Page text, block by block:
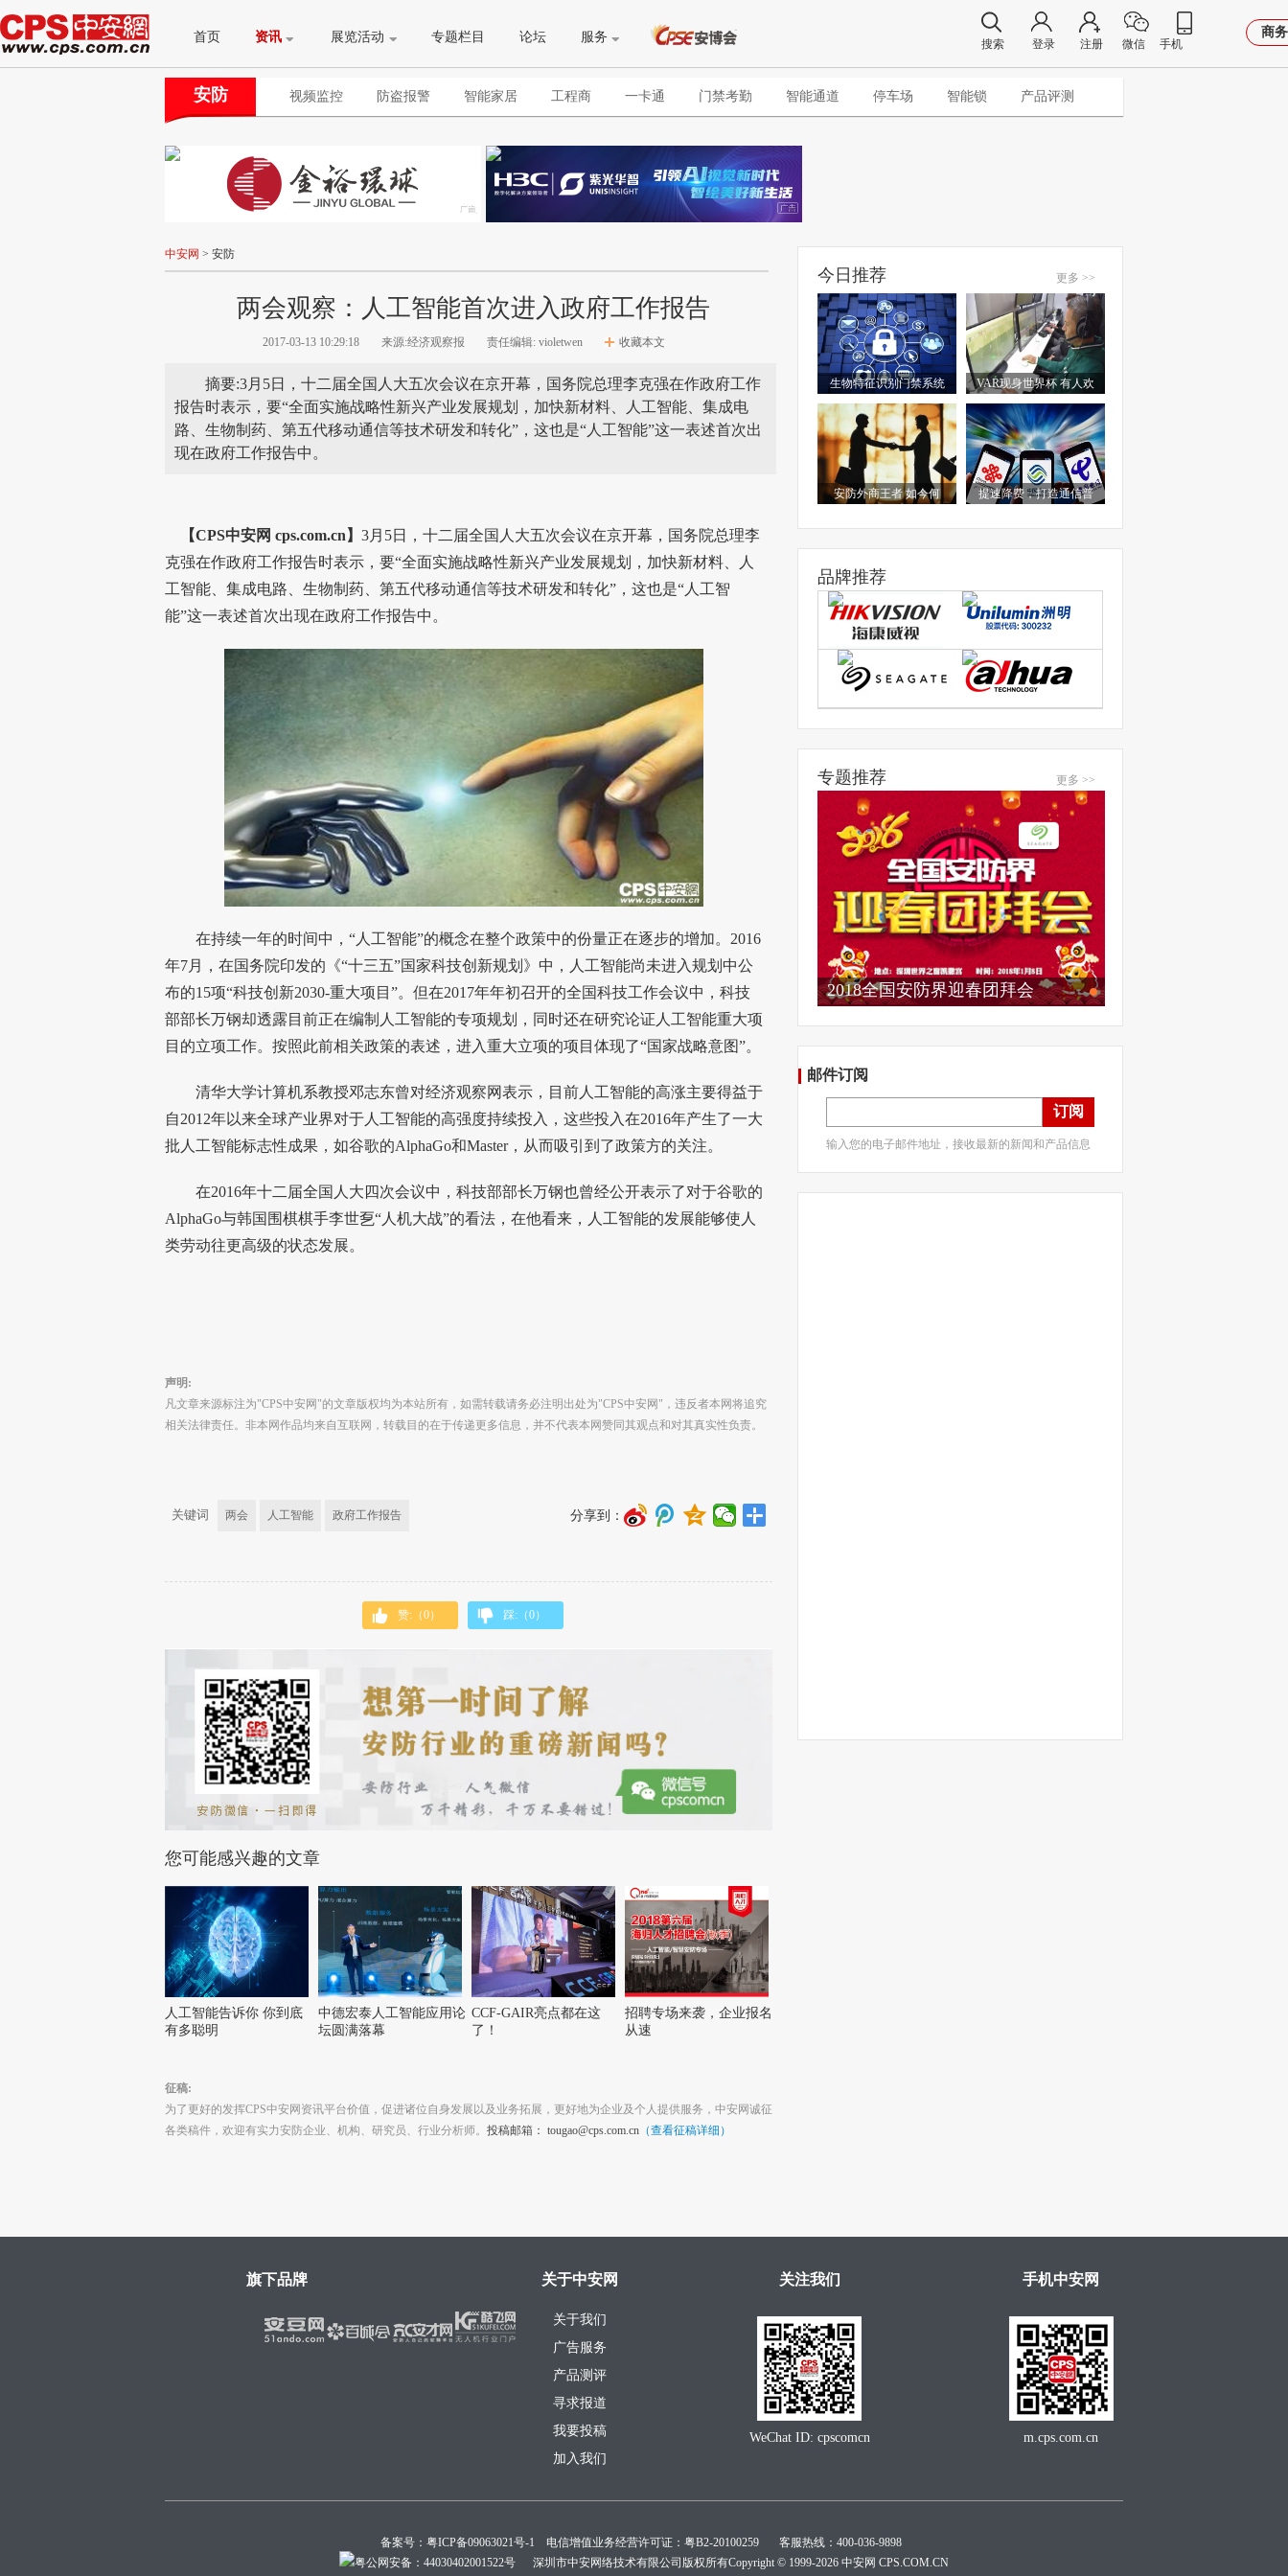
首页 资讯 展览活动 专题栏目 论坛 服务 搜索 登录 注册 微信 手机
商
安防 视频监控 防盗报警 智能家居 工程商 一卡通 门禁考勤 智能通道 停车场 智能锁 产品评测
中安网 > 安防
两会观察：人工智能首次进入政府工作报告
2017-03-13 10:29:18 来源:经济观察报 责任编辑: violetwen 收藏本文
摘要:3月5日，十二届全国人大五次会议在京开幕，国务院总理李克强在作政府工作
报告时表示，要“全面实施战略性新兴产业发展规划，加快新材料、人工智能、集成电
路、生物制药、第五代移动通信等技术研发和转化”，这也是“人工智能”这一表述首次出
现在政府工作报告中。
【CPS中安网 cps.com.cn】 3月5日，十二届全国人大五次会议在京开幕，国务院总理李
克强在作政府工作报告时表示，要“全面实施战略性新兴产业发展规划，加快新材料、人
工智能、集成电路、生物制药、第五代移动通信等技术研发和转化”，这也是“人工智
能”这一表述首次出现在政府工作报告中。
在持续一年的时间中，“人工智能”的概念在整个政策中的份量正在逐步的增加。2016
年7月，在国务院印发的《“十三五”国家科技创新规划》中，人工智能尚未进入规划中公
布的15项“科技创新2030-重大项目”。但在2017年年初召开的全国科技工作会议中，科技
部部长万钢却透露目前正在编制人工智能的专项规划，同时还在研究论证人工智能重大项
目的立项工作。按照此前相关政策的表述，进入重大立项的项目体现了“国家战略意图”。
清华大学计算机系教授邓志东曾对经济观察网表示，目前人工智能的高涨主要得益于
自2012年以来全球产业界对于人工智能的高强度持续投入，这些投入在2016年产生了一大
批人工智能标志性成果，如谷歌的AlphaGo和Master，从而吸引到了政策方的关注。
在2016年十二届全国人大四次会议中，科技部部长万钢也曾经公开表示了对于谷歌的
AlphaGo与韩国围棋棋手李世乭“人机大战”的看法，在他看来，人工智能的发展能够使人
类劳动往更高级的状态发展。
声明:
凡文章来源标注为"CPS中安网"的文章版权均为本站所有，如需转载请务必注明出处为"CPS中安网"，违反者本网将追究
相关法律责任。非本网作品均来自互联网，转载目的在于传递更多信息，并不代表本网赞同其观点和对其真实性负责。
关键词 两会 人工智能 政府工作报告 分享到：
赞:（0） 踩:（0）
您可能感兴趣的文章
人工智能告诉你 你到底
有多聪明
中德宏泰人工智能应用论
坛圆满落幕
CCF-GAIR亮点都在这
了！
招聘专场来袭，企业报名
从速
征稿:
为了更好的发挥CPS中安网资讯平台价值，促进诸位自身发展以及业务拓展，更好地为企业及个人提供服务，中安网诚征
各类稿件，欢迎有实力安防企业、机构、研究员、行业分析师。 投稿邮箱： tougao@cps.com.cn （查看征稿详细）
今日推荐 更多 >>
生物特征识别门禁系统 VAR现身世界杯 有人欢
安防外商王者 如今何 提速降费，打造通信普
品牌推荐
专题推荐 更多 >>
2018全国安防界迎春团拜会
邮件订阅
订阅
输入您的电子邮件地址，接收最新的新闻和产品信息
旗下品牌 关于中安网
关于我们
广告服务
产品测评
寻求报道
我要投稿
加入我们
关注我们
WeChat ID: cpscomcn
手机中安网
m.cps.com.cn
备案号： 粤ICP备09063021号-1 电信增值业务经营许可证：粤B2-20100259 客服热线：400-036-9898
粤公网安备：44030402001522号 深圳市中安网络技术有限公司版权所有Copyright © 1999-2026 中安网 CPS.COM.CN